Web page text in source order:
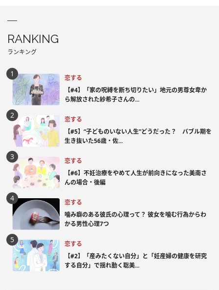
RANKING
ランキング
恋する
【#4】「家の呪縛を断ち切りたい」地元の男尊女卑か
ら解放された紗希子さんの...
恋する
【#5】“子どものいない人生”どうだった？ バブル期を
生き抜いた56歳・佐...
恋する
【#6】不妊治療をやめて人生が前向きになった美南さ
んの場合・後編
恋する
噛み癖のある彼氏の心理って？ 彼女を噛む行為からわ
かる男性心理7つ
恋する
【#2】「産みたくない自分」と「妊産婦の健康を研究
する自分」で揺れ動く聡美...